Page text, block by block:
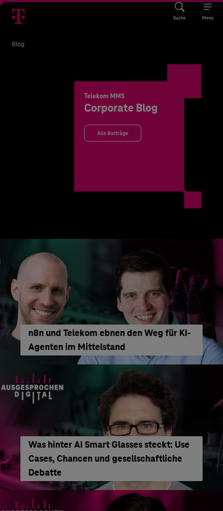
Suche Menü
Blog
Telekom MMS
Corporate Blog
Alle Beiträge
n8n und Telekom ebnen den Weg für KI-
Agenten im Mittelstand
Was hinter AI Smart Glasses steckt: Use
Cases, Chancen und gesellschaftliche
Debatte